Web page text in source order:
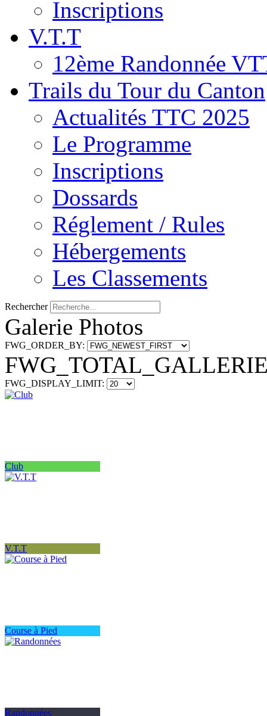
Inscriptions
V.T.T
12ème Randonnée
Trails du Tour du Canton
Actualités TTC 2025
Le Programme
Inscriptions
Dossards
Réglement / Rules
Hébergements
Les Classements
Rechercher
Galerie Photos
FWG_ORDER_BY:
FWG_DISPLAY_LIMIT:
Club
V.T.T
Course à Pied
Randonnées